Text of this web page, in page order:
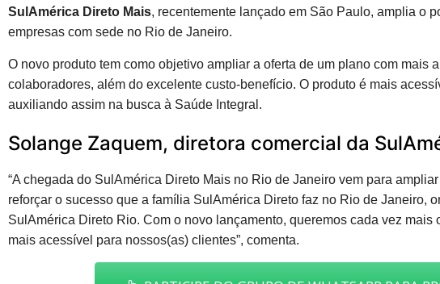
SulAmérica Direto Mais, recentemente lançado em São Paulo, amplia o
empresas com sede no Rio de Janeiro.
O novo produto tem como objetivo ampliar a oferta de um plano com mais
colaboradores, além do excelente custo-benefício. O produto é mais
auxiliando assim na busca à Saúde Integral.
Solange Zaquem, diretora comercial da
“A chegada do SulAmérica Direto Mais no Rio de Janeiro vem para
reforçar o sucesso que a família SulAmérica Direto faz no Rio de Janeiro,
SulAmérica Direto Rio. Com o novo lançamento, queremos cada vez
mais acessível para nossos(as) clientes”, comenta.